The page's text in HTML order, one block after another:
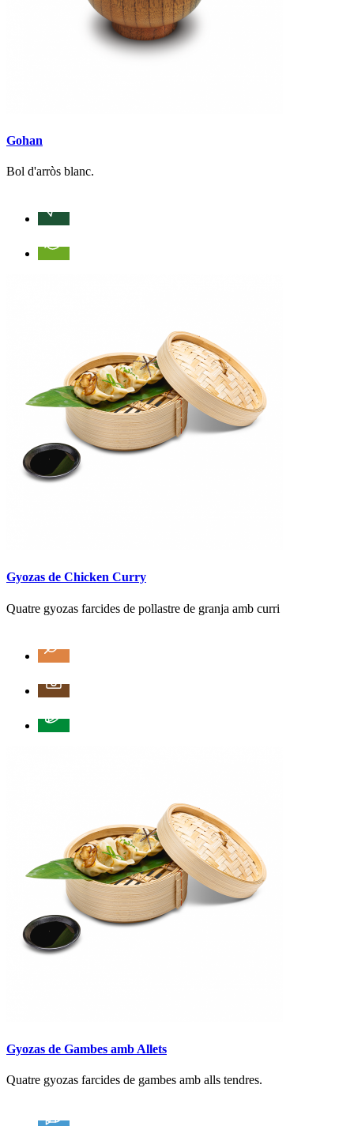
Gohan
Bol d'arròs blanc.
Gyozas de Chicken Curry
Quatre gyozas farcides de pollastre de granja amb curri
Gyozas de Gambes amb Allets
Quatre gyozas farcides de gambes amb alls tendres.